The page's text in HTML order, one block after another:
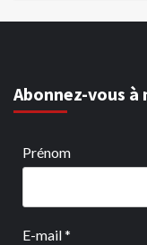
Abonnez-vous
Prénom
E-mail*